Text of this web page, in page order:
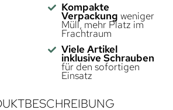
Kompakte
Verpackung weniger
Müll, mehr Platz im
Frachtraum
Viele Artikel
inklusive Schrauben
für den sofortigen
Einsatz